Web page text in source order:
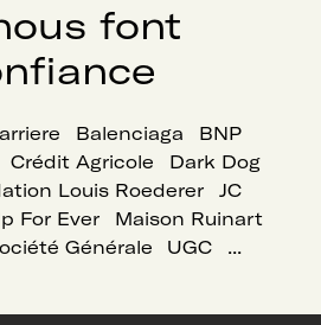
font
Balenciaga
BNP
Crédit Agricole
Dark Dog
Louis Roederer
JC
For Ever
Maison Ruinart
Générale UGC ...